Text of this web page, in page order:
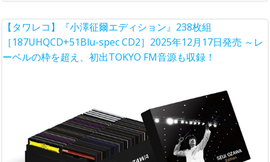
【タワレコ】『小澤征爾エディション』238枚組
［187UHQCD+51Blu-spec CD2］2025年12月17日発売 ～レ
ーベルの枠を超え、初出TOKYO FM音源も収録！